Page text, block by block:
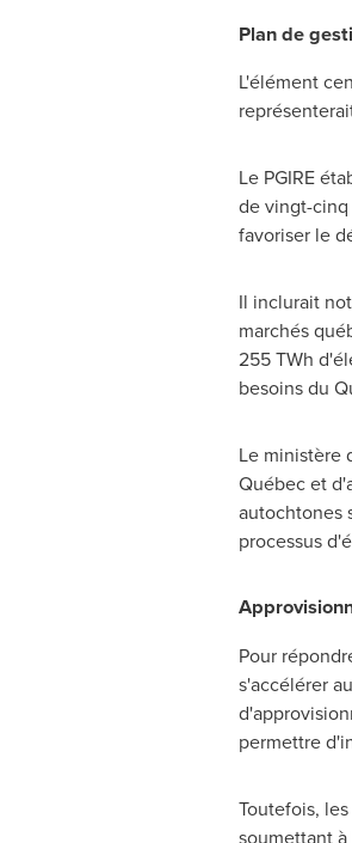
Plan de
L'élément
Le PGIRE
de vingt-
favoriser le
Il inclurait
marchés
255 TWh
besoins du
Le ministère
Québec et
autochtones
processus
Pour
s'accélérer
permettre
Toutefois,
soumettant